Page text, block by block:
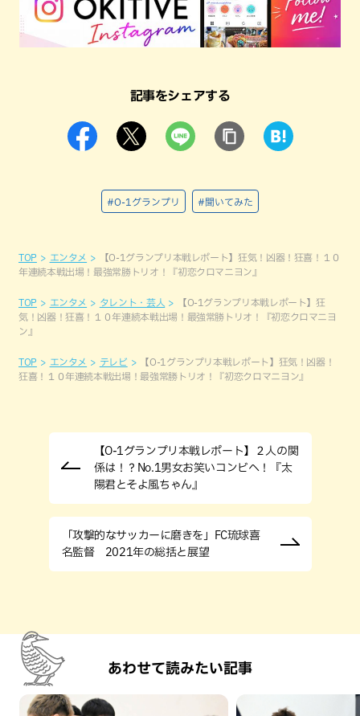
記事をシェアする
#O-1グランプリ #聞いてみた
TOP エンタメ
【O-1グランプリ本戦レポート】狂気！凶器！狂喜！１０
年連続本戦出場！最強常勝トリオ！『初恋クロマニヨン』
TOP エンタメ タレント・芸人
【O-1グランプリ本戦レポート】狂
気！凶器！狂喜！１０年連続本戦出場！最強常勝トリオ！『初恋クロマニヨ
ン』
TOP エンタメ テレビ
【O-1グランプリ本戦レポート】狂気！凶器！
狂喜！１０年連続本戦出場！最強常勝トリオ！『初恋クロマニヨン』
【O-1グランプリ本戦レポート】２人の関
係は！？No.1男女お笑いコンビへ！『太
陽君とそよ風ちゃん』
「攻撃的なサッカーに磨きを」FC琉球喜
名監督 2021年の総括と展望
あわせて読みたい記事